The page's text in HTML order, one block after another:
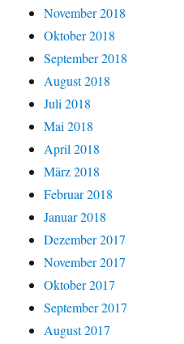
November 2018
Oktober 2018
September 2018
August 2018
Juli 2018
Mai 2018
April 2018
März 2018
Februar 2018
Januar 2018
Dezember 2017
November 2017
Oktober 2017
September 2017
August 2017